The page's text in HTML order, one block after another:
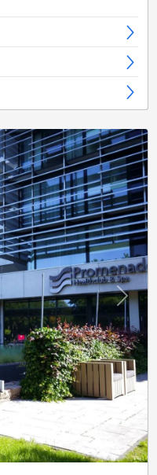
Next